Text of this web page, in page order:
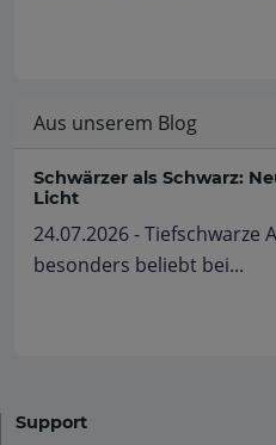
Aus unserem Blog
Schwärzer als Schwarz:
Licht
24.07.2026 - Tiefschwarze
besonders beliebt bei...
Support